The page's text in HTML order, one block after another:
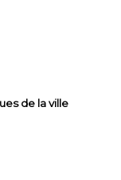
de la ville